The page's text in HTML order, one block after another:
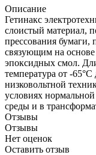
Описание
Гетинакс
слоистый материал,
прессования
связующим на
эпоксидных смол.
температура от -
низковольтной
условиях
среды и в
Отзывы
Отзывы
Нет оценок
Оставить отзыв